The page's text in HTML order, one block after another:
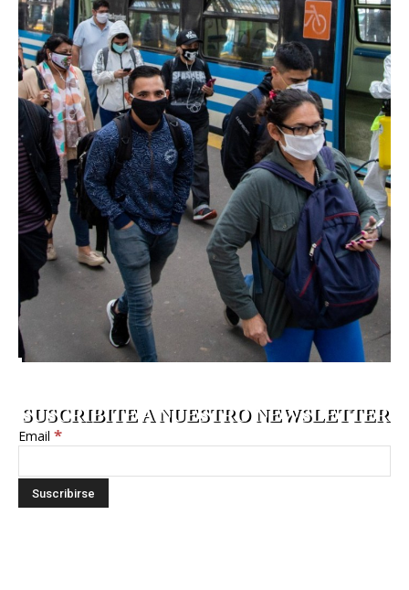
SUSCRIBITE A NUESTRO NEWSLETTER
Email *